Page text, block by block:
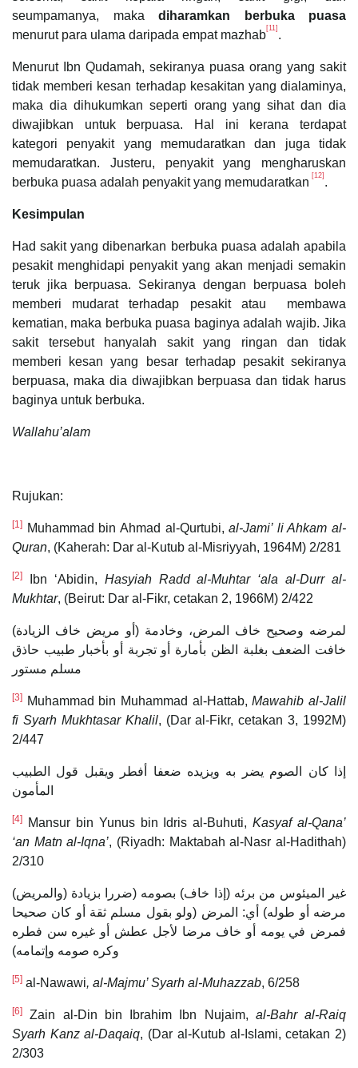
seumpamanya, maka diharamkan berbuka puasa
menurut para ulama daripada empat mazhab[11] .
Menurut Ibn Qudamah, sekiranya puasa orang yang sakit
tidak memberi kesan terhadap kesakitan yang dialaminya,
maka dia dihukumkan seperti orang yang sihat dan dia
diwajibkan untuk berpuasa. Hal ini kerana terdapat
kategori penyakit yang memudaratkan dan juga tidak
memudaratkan. Justeru, penyakit yang mengharuskan
berbuka puasa adalah penyakit yang memudaratkan [12] .
Kesimpulan
Had sakit yang dibenarkan berbuka puasa adalah apabila
pesakit menghidapi penyakit yang akan menjadi semakin
teruk jika berpuasa. Sekiranya dengan berpuasa boleh
memberi mudarat terhadap pesakit atau membawa
kematian, maka berbuka puasa baginya adalah wajib. Jika
sakit tersebut hanyalah sakit yang ringan dan tidak
memberi kesan yang besar terhadap pesakit sekiranya
berpuasa, maka dia diwajibkan berpuasa dan tidak harus
baginya untuk berbuka.
Wallahu’alam
Rujukan:
[1] Muhammad bin Ahmad al-Qurtubi,al-Jami’ li Ahkam al-
Quran, (Kaherah: Dar al-Kutub al-Misriyyah, 1964M) 2/281
[2] Ibn ‘Abidin, Hasyiah Radd al-Muhtar ‘ala al-Durr al-
Mukhtar, (Beirut: Dar al-Fikr, cetakan 2, 1966M) 2/422
(أو مريض خاف الزيادة) لمرضه وصحيح خاف المرض، وخادمة
خافت الضعف بغلبة الظن بأمارة أو تجربة أو بأخبار طبيب حاذق
مسلم مستور
[3] Muhammad bin Muhammad al-Hattab,Mawahib al-Jalil
fi Syarh Mukhtasar Khalil, (Dar al-Fikr, cetakan 3, 1992M)
2/447
إذا كان الصوم يضر به ويزيده ضعفا أفطر ويقبل قول الطبيب
المأمون
[4] Mansur bin Yunus bin Idris al-Buhuti,Kasyaf al-Qana’
‘an Matn al-Iqna’, (Riyadh: Maktabah al-Nasr al-Hadithah)
2/310
(والمريض) غير الميئوس من برئه (إذا خاف) بصومه (ضررا بزيادة
مرضه أو طوله) أي: المرض (ولو بقول مسلم ثقة أو كان صحيحا
فمرض في يومه أو خاف مرضا لأجل عطش أو غيره سن فطره
وكره صومه وإتمامه)
[5] al-Nawawi, al-Majmu’ Syarh al-Muhazzab, 6/258
[6] Zain al-Din bin Ibrahim Ibn Nujaim, al-Bahr al-Raiq
Syarh Kanz al-Daqaiq, (Dar al-Kutub al-Islami, cetakan 2)
2/303